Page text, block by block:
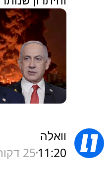
וואלה
11:20 25 דקות